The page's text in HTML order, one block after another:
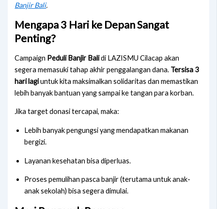
Banjir Bali.
Mengapa 3 Hari ke Depan Sangat
Penting?
Campaign Peduli Banjir Balidi LAZISMU Cilacap akan
segera memasuki tahap akhir penggalangan dana. Tersisa 3
hari lagiuntuk kita maksimalkan solidaritas dan memastikan
lebih banyak bantuan yang sampai ke tangan para korban.
Jika target donasi tercapai, maka:
Lebih banyak pengungsi yang mendapatkan makanan
bergizi.
Layanan kesehatan bisa diperluas.
Proses pemulihan pasca banjir (terutama untuk anak-
anak sekolah) bisa segera dimulai.